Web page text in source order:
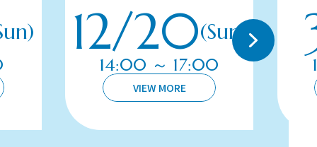
12/20(Sun)
14:00 ～ 17:00
VIEW MORE